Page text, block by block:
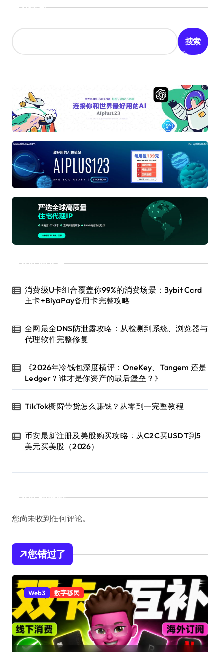
搜索
搜索
近期文章
消费级U卡组合覆盖你99%的消费场景：Bybit Card
主卡+BiyaPay备用卡完整攻略
全网最全DNS防泄露攻略：从检测到系统、浏览器与
代理软件完整修复
《2026年冷钱包深度横评：OneKey、Tangem 还是
Ledger？谁才是你资产的最后堡垒？》
TikTok橱窗带货怎么赚钱？从零到一完整教程
币安最新注册及美股购买攻略：从C2C买USDT到5
美元买美股（2026）
近期评论
您尚未收到任何评论。
您错过了
Web3 数字移民